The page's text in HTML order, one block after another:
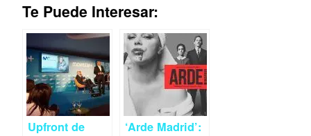
Te Puede Interesar:
Upfront de
‘Arde Madrid’: